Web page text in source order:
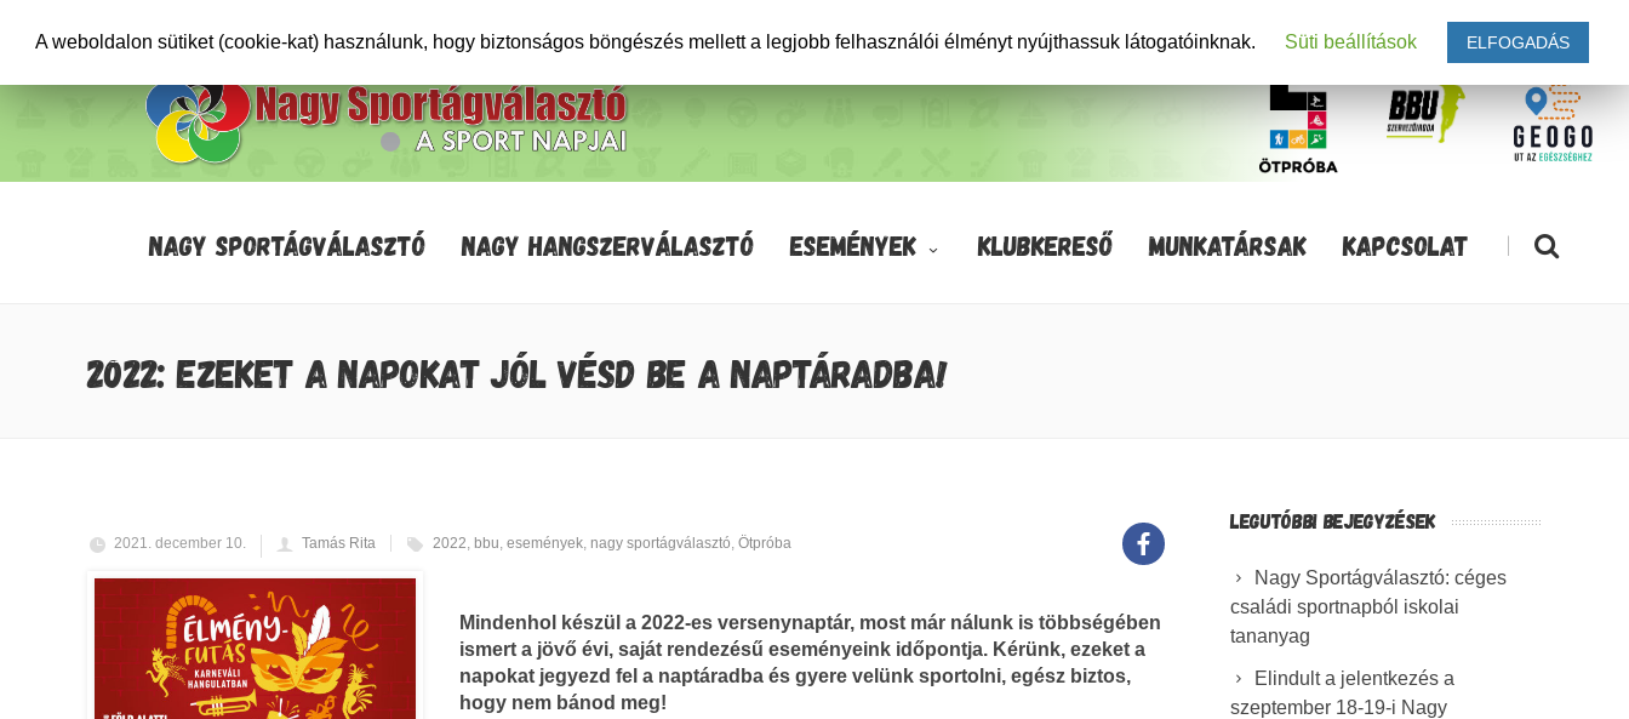
NAGY SPORTÁGVÁLASZTÓ NAGY HANGSZERVÁLASZTÓ ESEMÉNYEK KLUBKERESŐ MUNKATÁRSAK KAPCSOLAT |
2022: EZEKET A NAPOKAT JÓL VÉSD BE A NAPTÁRADBA!
2021. december 10. Tamás Rita 2022, bbu, események, nagy sportágválasztó, Ötpróba
Mindenhol készül a 2022-es versenynaptár, most már nálunk is többségében
ismert a jövő évi, saját rendezésű eseményeink időpontja. Kérünk, ezeket a
napokat jegyezd fel a naptáradba és gyere velünk sportolni, egész biztos,
hogy nem bánod meg!
LEGUTÓBBI BEJEGYZÉSEK
Nagy Sportágválasztó: céges
családi sportnapból iskolai
tananyag
Elindult a jelentkezés a
szeptember 18-19-i Nagy
A weboldalon sütiket (cookie-kat) használunk, hogy biztonságos böngészés mellett a legjobb felhasználói élményt nyújthassuk látogatóinknak. Süti beállítások ELFOGADÁS